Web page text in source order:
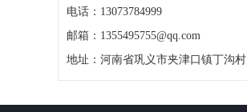
电话：13073784999
邮箱：1355495755@qq.com
地址：河南省巩义市夹津口镇丁沟村